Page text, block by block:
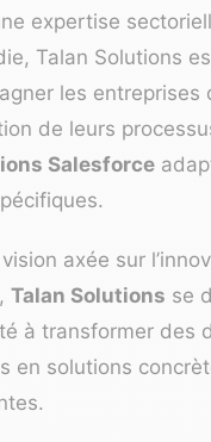
expertise
Talan Solutions
les entreprises
de leurs
Salesforce
axée sur
Talan Solutions se
à transformer des
en solutions